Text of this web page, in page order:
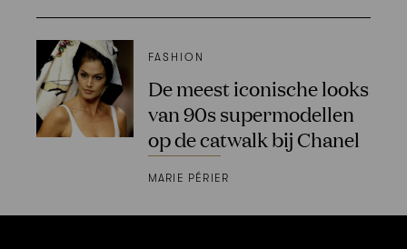
FASHION
De meest iconische looks
van 90s supermodellen
op de catwalk bij Chanel
MARIE PÉRIER